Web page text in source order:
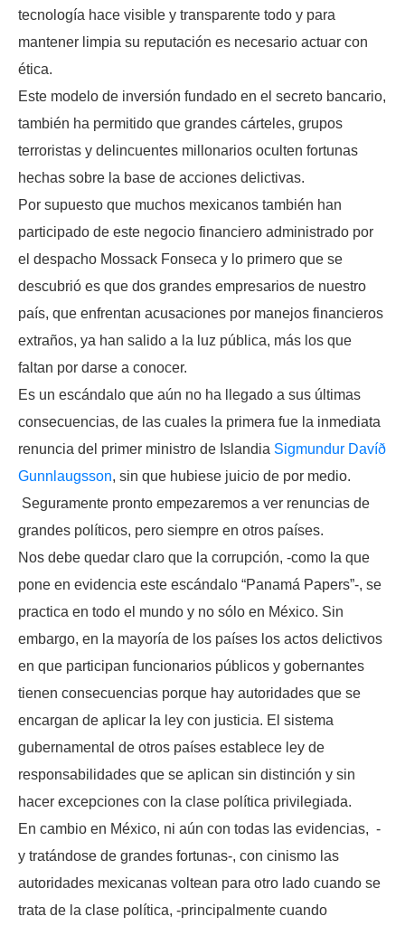
tecnología hace visible y transparente todo y para
mantener limpia su reputación es necesario actuar con
ética.
Este modelo de inversión fundado en el secreto bancario,
también ha permitido que grandes cárteles, grupos
terroristas y delincuentes millonarios oculten fortunas
hechas sobre la base de acciones delictivas.
Por supuesto que muchos mexicanos también han
participado de este negocio financiero administrado por
el despacho Mossack Fonseca y lo primero que se
descubrió es que dos grandes empresarios de nuestro
país, que enfrentan acusaciones por manejos financieros
extraños, ya han salido a la luz pública, más los que
faltan por darse a conocer.
Es un escándalo que aún no ha llegado a sus últimas
consecuencias, de las cuales la primera fue la inmediata
renuncia del primer ministro de Islandia Sigmundur Davíð
Gunnlaugsson, sin que hubiese juicio de por medio.
Seguramente pronto empezaremos a ver renuncias de
grandes políticos, pero siempre en otros países.
Nos debe quedar claro que la corrupción, -como la que
pone en evidencia este escándalo “Panamá Papers”-, se
practica en todo el mundo y no sólo en México. Sin
embargo, en la mayoría de los países los actos delictivos
en que participan funcionarios públicos y gobernantes
tienen consecuencias porque hay autoridades que se
encargan de aplicar la ley con justicia. El sistema
gubernamental de otros países establece ley de
responsabilidades que se aplican sin distinción y sin
hacer excepciones con la clase política privilegiada.
En cambio en México, ni aún con todas las evidencias, -
y tratándose de grandes fortunas-, con cinismo las
autoridades mexicanas voltean para otro lado cuando se
trata de la clase política, -principalmente cuando